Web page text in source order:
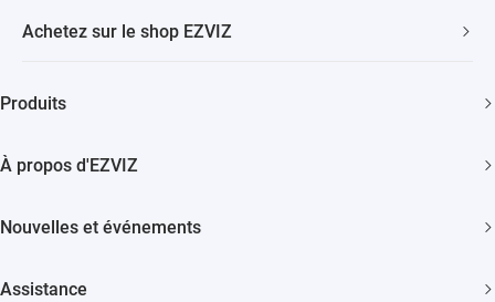
Achetez sur le shop EZVIZ
Garantie de Remboursement de 30 Jours
Produits
À propos d'EZVIZ
Trust Center
Nouvelles et événements
Assistance